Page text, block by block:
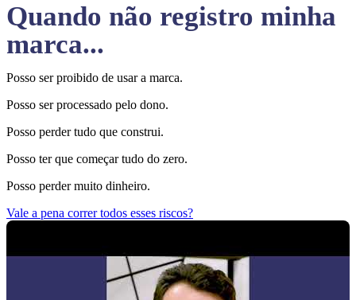
Quando não registro minha
marca...
Posso ser proibido de usar a marca.
Posso ser processado pelo dono.
Posso perder tudo que construi.
Posso ter que começar tudo do zero.
Posso perder muito dinheiro.
Vale a pena correr todos esses riscos?